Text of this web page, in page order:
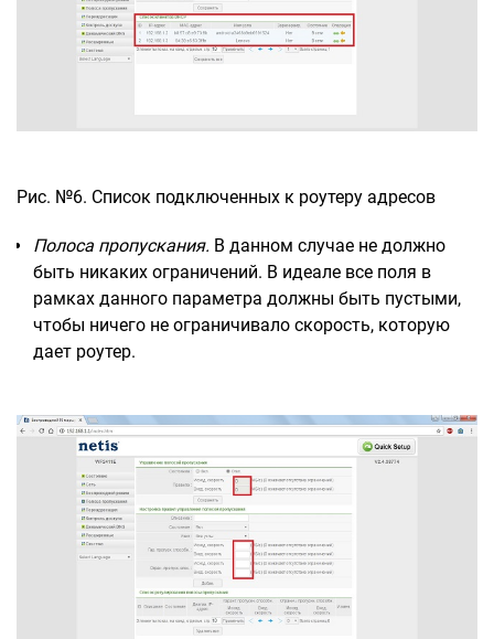
Рис. №6. Список подключенных к роутеру адресов
Полоса пропускания. В данном случае не должно
быть никаких ограничений. В идеале все поля в
рамках данного параметра должны быть пустыми,
чтобы ничего не ограничивало скорость, которую
дает роутер.